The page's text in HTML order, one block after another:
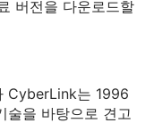
버전을 다운로드할
CyberLink는 1996
술을 바탕으로 견고